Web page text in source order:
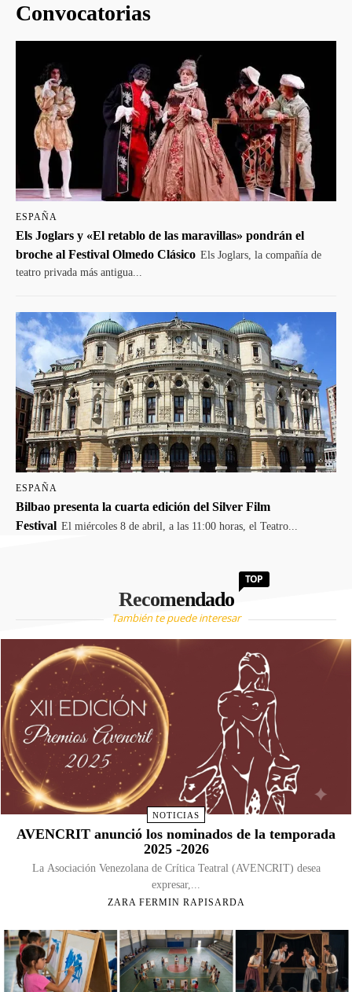
Convocatorias
ESPAÑA
Els Joglars y «El retablo de las maravillas» pondrán el
broche al Festival Olmedo Clásico Els Joglars, la compañía de
teatro privada más antigua...
ESPAÑA
Bilbao presenta la cuarta edición del Silver Film
Festival El miércoles 8 de abril, a las 11:00 horas, el Teatro...
Recomendado
TOP
También te puede interesar
NOTICIAS
AVENCRIT anunció los nominados de la temporada
2025 -2026
La Asociación Venezolana de Crítica Teatral (AVENCRIT) desea
expresar,...
ZARA FERMIN RAPISARDA